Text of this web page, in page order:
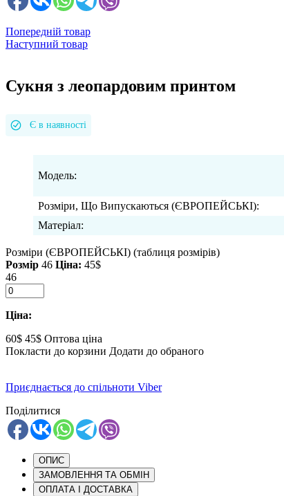
Попередній товар
Наступний товар
Сукня з леопардовим принтом
Є в наявності
Модель:
Розміри, Що Випускаються (ЄВРОПЕЙСЬКІ):
Матеріал:
Розміри (ЄВРОПЕЙСЬКІ) (таблиця розмірів)
Розмір 46 Ціна: 45$
46
Ціна:
60$ 45$ Оптова ціна
Покласти до корзини Додати до обраного
Приєднається до спільноти Viber
Поділитися
ОПИС
ЗАМОВЛЕННЯ ТА ОБМІН
ОПЛАТА І ДОСТАВКА